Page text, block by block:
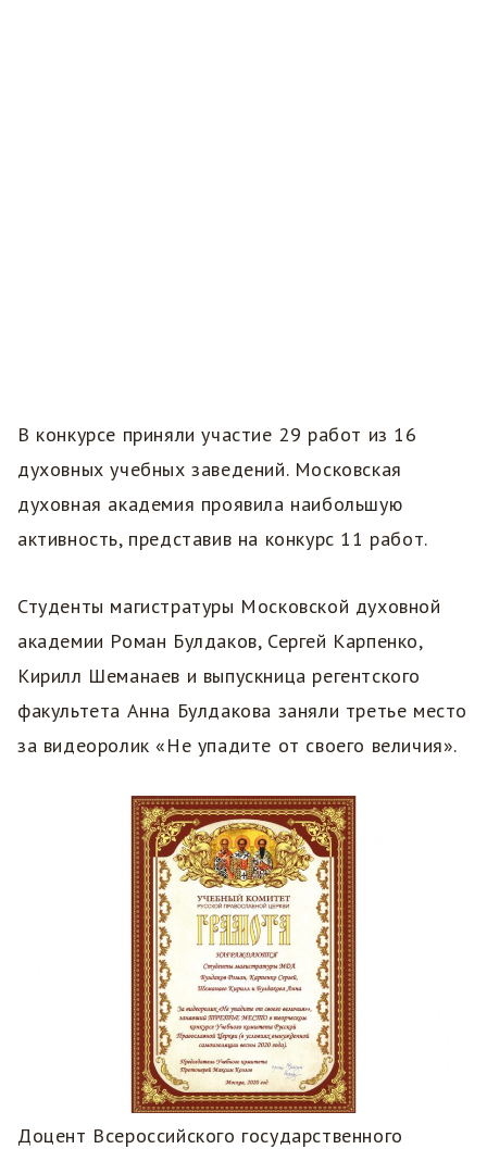
В конкурсе приняли участие 29 работ из 16
духовных учебных заведений. Московская
духовная академия проявила наибольшую
активность, представив на конкурс 11 работ.
Студенты магистратуры Московской духовной
академии Роман Булдаков, Сергей Карпенко,
Кирилл Шеманаев и выпускница регентского
факультета Анна Булдакова заняли третье место
за видеоролик «Не упадите от своего величия».
Доцент Всероссийского государственного